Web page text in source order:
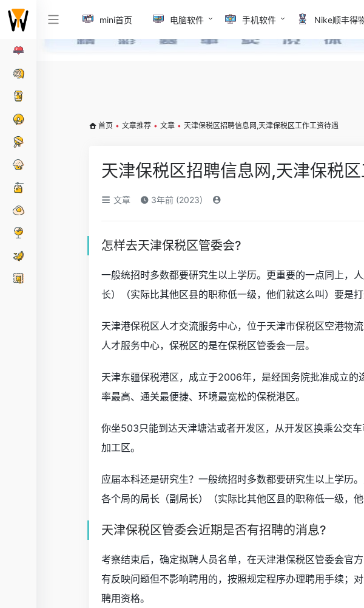
mini首页 电脑软件 手机软件 Nike顺丰得
首页 • 文章推荐 • 文章 • 天津保税区招聘信息网,天津保税区工作工资待遇
天津保税区招聘信息网,天津保税
文章 3年前 (2023)
怎样去天津保税区管委会?
一般统招时多数都要研究生以上学历。更重要的一点同上，
长）（实际比其他区县的职称低一级，他们就这么叫）要是打
天津港保税区人才交流服务中心，位于天津市保税区空港物
人才服务中心，保税区的是在保税区管委会一层。
天津东疆保税港区，成立于2006年，是经国务院批准成立
率最高、通关最便捷、环境最宽松的保税港区。
你坐503只能到达天津塘沽或者开发区，从开发区换乘公交
加工区。
应届本科还是研究生？一般统招时多数都要研究生以上学历
各个局的局长（副局长）（实际比其他区县的职称低一级，
天津保税区管委会近期是否有招聘的消息?
考察结束后，确定拟聘人员名单，在天津港保税区管委会官
有反映问题但不影响聘用的，按照规定程序办理聘用手续；
聘用资格。